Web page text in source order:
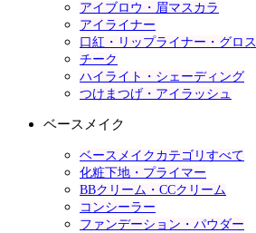
アイブロウ・眉マスカラ
アイライナー
口紅・リップライナー・グロス
チーク
ハイライト・シェーディング
つけまつげ・アイラッシュ
ベースメイク
ベースメイクカテゴリすべて
化粧下地・プライマー
BBクリーム・CCクリーム
コンシーラー
ファンデーション・パウダー